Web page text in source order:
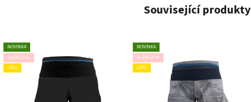
Související produkty
NOVINKA
SLEVA 20 %
LÉTO
NOVINKA
SLEVA 20 %
LÉTO